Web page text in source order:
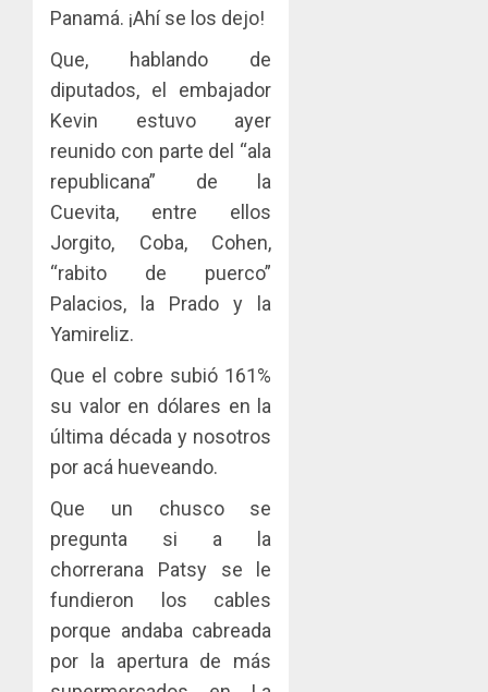
Panamá. ¡Ahí se los dejo!
Que, hablando de
diputados, el embajador
Kevin estuvo ayer
reunido con parte del “ala
republicana” de la
Cuevita, entre ellos
Jorgito, Coba, Cohen,
“rabito de puerco”
Palacios, la Prado y la
Yamireliz.
Que el cobre subió 161%
su valor en dólares en la
última década y nosotros
por acá hueveando.
Que un chusco se
pregunta si a la
chorrerana Patsy se le
fundieron los cables
porque andaba cabreada
por la apertura de más